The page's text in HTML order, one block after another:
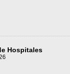
Hospitales